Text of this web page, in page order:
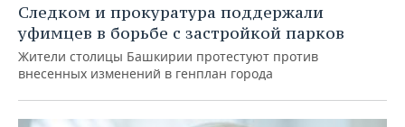
Следком и прокуратура поддержали
уфимцев в борьбе с застройкой парков
Жители столицы Башкирии протестуют против
внесенных изменений в генплан города